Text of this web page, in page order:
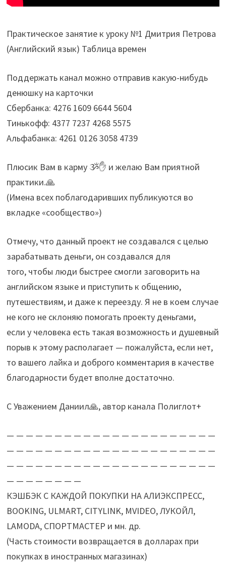
Практическое занятие к уроку №1 Дмитрия Петрова
(Английский язык) Таблица времен
Поддержать канал можно отправив какую-нибудь
денюшку на карточки
Сбербанка: 4276 1609 6644 5604
Тинькофф: 4377 7237 4268 5575
Альфабанка: 4261 0126 3058 4739
Плюсик Вам в карму ૐ✋ и желаю Вам приятной
практики.🙏
(Имена всех поблагодаривших публикуются во
вкладке «сообщество»)
Отмечу, что данный проект не создавался с целью
зарабатывать деньги, он создавался для
того, чтобы люди быстрее смогли заговорить на
английском языке и приступить к общению,
путешествиям, и даже к переезду. Я не в коем случае
не кого не склоняю помогать проекту деньгами,
если у человека есть такая возможность и душевный
порыв к этому располагает — пожалуйста, если нет,
то вашего лайка и доброго комментария в качестве
благодарности будет вполне достаточно.
С Уважением Даниил🙏, автор канала Полиглот+
— — — — — — — — — — — — — — — — — — — — — —
— — — — — — — — — — — — — — — — — — — — — —
— — — — — — — — — — — — — — — — — — — — — —
— — — — — — — —
КЭШБЭК С КАЖДОЙ ПОКУПКИ НА АЛИЭКСПРЕСС,
BOOKING, ULMART, CITYLINK, MVIDEO, ЛУКОЙЛ,
LAMODA, СПОРТМАСТЕР и мн. др.
(Часть стоимости возвращается в долларах при
покупках в иностранных магазинах)